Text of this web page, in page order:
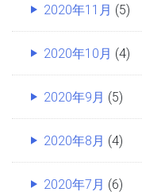
2020年11月 (5)
2020年10月 (4)
2020年9月 (5)
2020年8月 (4)
2020年7月 (6)